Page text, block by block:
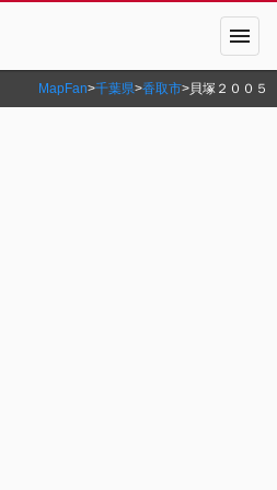
menu
MapFan>千葉県>香取市>貝塚２００５